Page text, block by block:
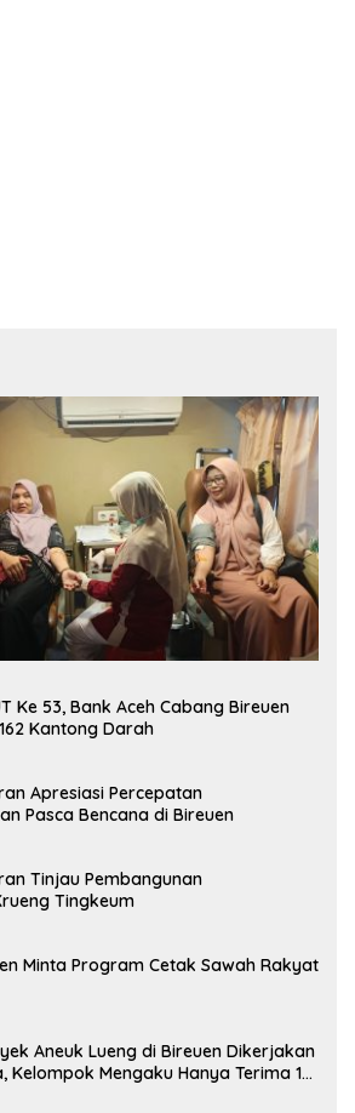
Ke 53, Bank Aceh Cabang Bireuen
Kantong Darah
Apresiasi Percepatan
Pasca Bencana di Bireuen
Tinjau Pembangunan
Tingkeum
Minta Program Cetak Sawah Rakyat
Aneuk Lueng di Bireuen Dikerjakan
Kelompok Mengaku Hanya Terima 10